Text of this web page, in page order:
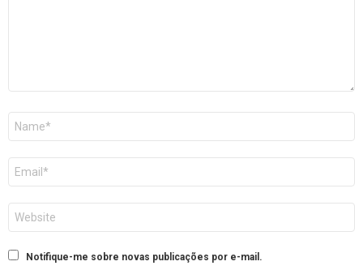
mail
Notifique-me sobre novas publicações por e-mail.